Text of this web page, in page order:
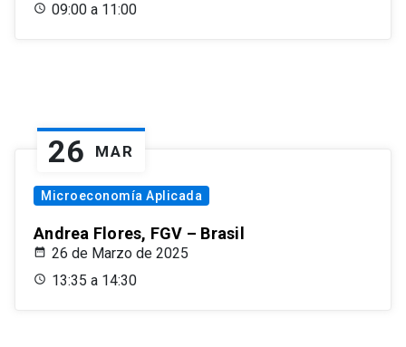
09:00 a 11:00
26 MAR
Microeconomía Aplicada
Andrea Flores, FGV – Brasil
26 de Marzo de 2025
13:35 a 14:30